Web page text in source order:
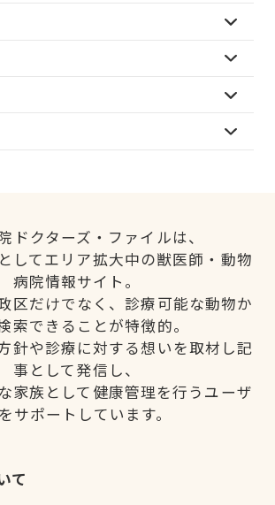
ドクターズ・ファイルは、
してエリア拡大中の獣医師・動物
病院情報サイト。
区だけでなく、診療可能な動物か
索できることが特徴的。
針や診療に対する想いを取材し記
事として発信し、
家族として健康管理を行うユーザ
サポートしています。
て